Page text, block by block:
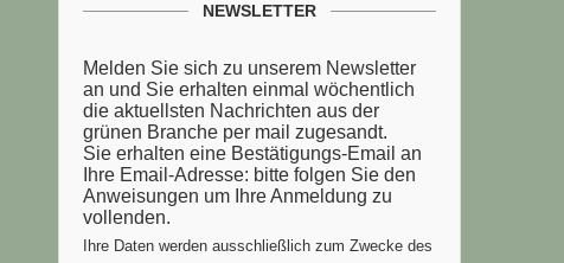
NEWSLETTER
Melden Sie sich zu unserem Newsletter
an und Sie erhalten einmal wöchentlich
die aktuellsten Nachrichten aus der
grünen Branche per mail zugesandt.
Sie erhalten eine Bestätigungs-Email an
Ihre Email-Adresse: bitte folgen Sie den
Anweisungen um Ihre Anmeldung zu
vollenden.
Ihre Daten werden ausschließlich zum Zwecke des